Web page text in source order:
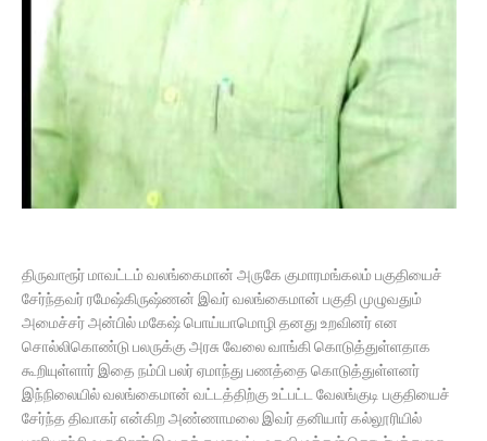
திருவாரூர் மாவட்டம் வலங்கைமான் அருகே குமாரமங்கலம் பகுதியைச்
சேர்ந்தவர் ரமேஷ்கிருஷ்ணன் இவர் வலங்கைமான் பகுதி முழுவதும்
அமைச்சர் அன்பில் மகேஷ் பொய்யாமொழி தனது உறவினர் என
சொல்லிகொண்டு பலருக்கு அரசு வேலை வாங்கி கொடுத்துள்ளதாக
கூறியுள்ளார் இதை நம்பி பலர் ஏமாந்து பணத்தை கொடுத்துள்ளனர்
இந்நிலையில் வலங்கைமான் வட்டத்திற்கு உட்பட்ட வேலங்குடி பகுதியைச்
சேர்ந்த திவாகர் என்கிற அண்ணாமலை இவர் தனியார் கல்லூரியில்